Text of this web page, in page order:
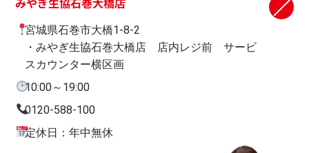
宮城県石巻市大橋1-8-2
・みやぎ生協石巻大橋店 店内レジ前 サービ
スカウンター横区画
10:00～19:00
0120-588-100
定休日：年中無休